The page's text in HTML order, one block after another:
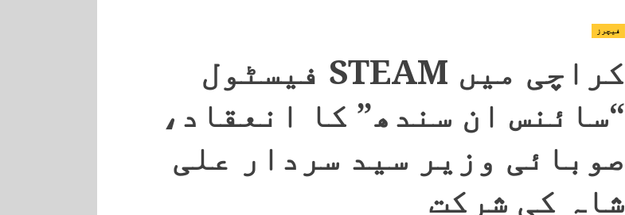
فیچرز
کراچی میں STEAM فیسٹول
“سائنس ان سندھ” کا انعقاد،
صوبائی وزیر سید سردار علی
شاہ کی شرکت